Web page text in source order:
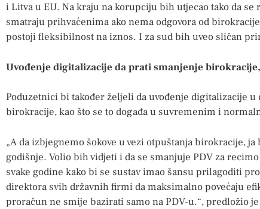
i Litva u EU. Na kraju na korupciju bih utjecao tako da se
smatraju prihvaćenima ako nema odgovora od
postoji fleksibilnost na iznos. I za sud bih uveo sličan
Uvođenje digitalizacije da prati smanjenje
Poduzetnici bi također željeli da uvođenje digitalizacije
birokracije, kao što se to događa u suvremenim i
„A da izbjegnemo šokove u vezi otpuštanja birokracije,
godišnje. Volio bih vidjeti i da se smanjuje PDV za
svake godine kako bi se sustav imao šansu prilagoditi
direktora svih državnih firmi da maksimalno povećaju
proračun ne smije bazirati samo na PDV-u.“, predložio